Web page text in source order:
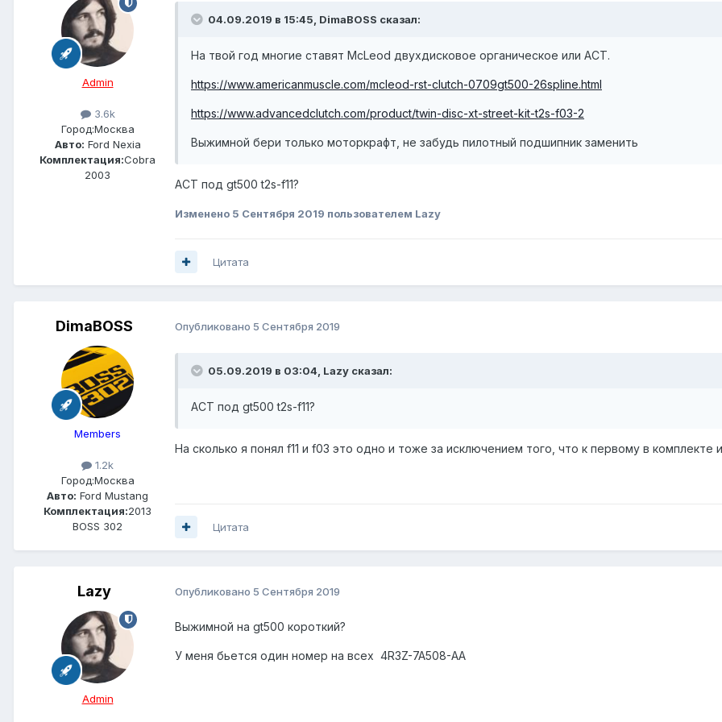
Admin
3.6k
Город:Москва
Авто: Ford Nexia
Комплектация:Cobra
2003
04.09.2019 в 15:45, DimaBOSS сказал:
На твой год многие ставят McLeod двухдисковое органическое или ACT.
https://www.americanmuscle.com/mcleod-rst-clutch-0709gt500-26spline.html
https://www.advancedclutch.com/product/twin-disc-xt-street-kit-t2s-f03-2
Выжимной бери только моторкрафт, не забудь пилотный подшипник заменить
ACT под gt500 t2s-f11?
Изменено 5 Сентября 2019 пользователем Lazy
Цитата
DimaBOSS
Members
1.2k
Город:Москва
Авто: Ford Mustang
Комплектация:2013
BOSS 302
Опубликовано 5 Сентября 2019
05.09.2019 в 03:04, Lazy сказал:
ACT под gt500 t2s-f11?
На сколько я понял f11 и f03 это одно и тоже за исключением того, что к первому в
Цитата
Lazy
Admin
Опубликовано 5 Сентября 2019
Выжимной на gt500 короткий?
У меня бьется один номер на всех 4R3Z-7A508-AA